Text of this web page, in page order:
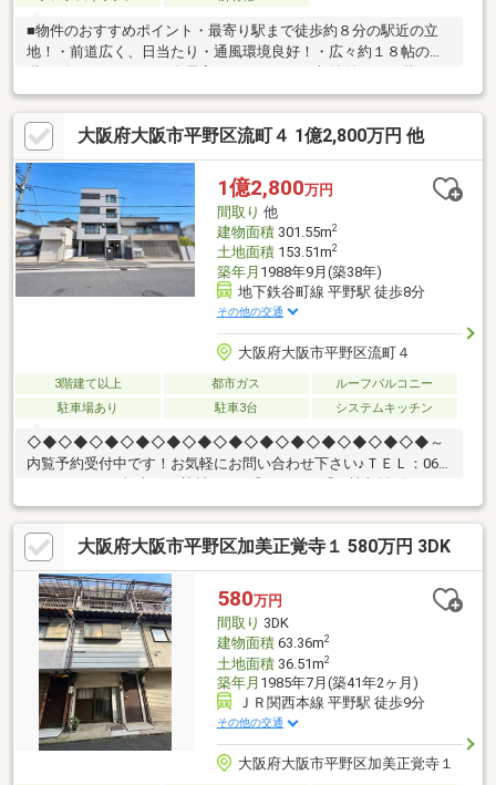
■物件のおすすめポイント・最寄り駅まで徒歩約８分の駅近の立
地！・前道広く、日当たり・通風環境良好！・広々約１８帖の２
東・南の２面バルコニー・雨風や直射日光から車を守るビルトイ
ンガレージ・ブラックカラーのシックな外観デザイン・お子様の
いるご家庭も安心の小・中学校が徒歩７分圏内■周辺施設案内・
イズミヤ平野店：約450ｍ（徒歩6分）・ローソン平野加美正覚寺
店：約650ｍ（徒歩9分）・ココカラファインプラスイズミヤ平野
店：約400ｍ（徒歩5分）・平野大念仏寺前郵便局：約850ｍ（徒
歩12分） 等
大阪府大阪市平野区流町４ 1億2,800万円 他
1億2,800万円
間取り 他
建物面積301.55m2
土地面積153.51m2
築年月 1988年9月(築38年)
地下鉄谷町線 平野駅 徒歩8分
その他の交通
大阪府大阪市平野区流町４
3階建て以上 都市ガス
ルーフバルコニー
駐車場あり
駐車3台 システムキッチン
◇◆◇◆◇◆◇◆◇◆◇◆◇◆◇◆◇◆◇◆◇◆◇◆◇◆～
内覧予約受付中です！お気軽にお問い合わせ下さい♪ＴＥＬ：06-
4701-9608 （担当：伊勢村）まで◎Point1 「一棟収益ビル」
テナント・事務所・住居・様々な活用方法ございます！住居部分
ご住まいになりその他のお部屋で賃貸収益♪◎Point2 「地下鉄谷
町線」 地下鉄谷町線・徒歩平野駅8分！スーパー、薬局、コンビ
ニ、病院等充実の地域で豊かな生活エリア♪◎Point3 「リフォー
ム済み」 2024年3月以降に大規模なリフォーム工事しておりま
す。総工費3000万over！！すぐに活用可能♪
大阪府大阪市平野区加美正覚寺１ 580万円 3DK
580万円
間取り 3DK
建物面積63.36m2
土地面積36.51m2
築年月 1985年7月(築41年2ヶ月)
ＪＲ関西本線 平野駅 徒歩9分
その他の交通
大阪府大阪市平野区加美正覚寺１